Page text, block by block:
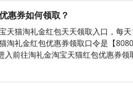
惠券如何领取？
天猫淘礼金红包天天领取入口，每
淘礼金红包优惠券领取口令是【
入前往淘礼金淘宝天猫红包优惠券